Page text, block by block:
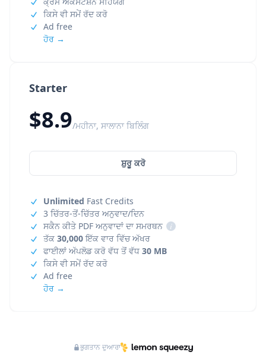
Starter
$8.9/ਮਹੀਨਾ, ਸਾਲਾਨਾ ਬਿਲਿੰਗ
ਸ਼ੁਰੂ ਕਰੋ
Unlimited Fast Credits
3 ਚਿੱਤਰ-ਤੋਂ-ਚਿੱਤਰ ਅਨੁਵਾਦ/ਦਿਨ
ਸਕੈਨ ਕੀਤੇ PDF ਅਨੁਵਾਦਾਂ ਦਾ ਸਮਰਥਨ
i
ਤੱਕ 30,000ਇੱਕ ਵਾਰ ਵਿੱਚ ਅੱਖਰ
ਫਾਈਲਾਂ ਅੱਪਲੋਡ ਕਰੋ ਵੱਧ ਤੋਂ ਵੱਧ 30 MB
ਕਿਸੇ ਵੀ ਸਮੇਂ ਰੱਦ ਕਰੋ
Ad free
ਹੋਰ →
ਕਿਸੇ ਵੀ ਸਮੇਂ ਰੱਦ ਕਰੋ
Ad free
ਹੋਰ →
ਭੁਗਤਾਨ ਦੁਆਰਾ